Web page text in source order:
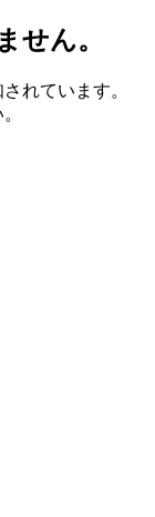
せん。
れています。